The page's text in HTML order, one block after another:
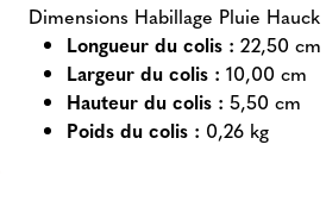
Dimensions Habillage Pluie
Longueur du colis : 22,50 cm
Largeur du colis : 10,00 cm
Hauteur du colis : 5,50 cm
Poids du colis : 0,26 kg